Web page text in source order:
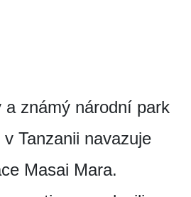
a známý národní park
Tanzanii navazuje
Masai Mara.